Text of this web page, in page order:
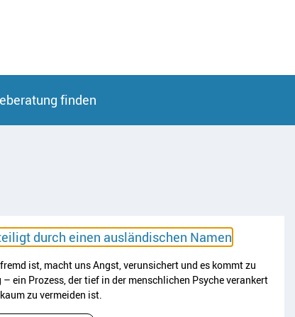
finden
durch einen ausländischen NamenArtikel lesen
ist, macht uns Angst, verunsichert und es kommt zu
ein Prozess, der tief in der menschlichen Psyche verankert
zu vermeiden ist.